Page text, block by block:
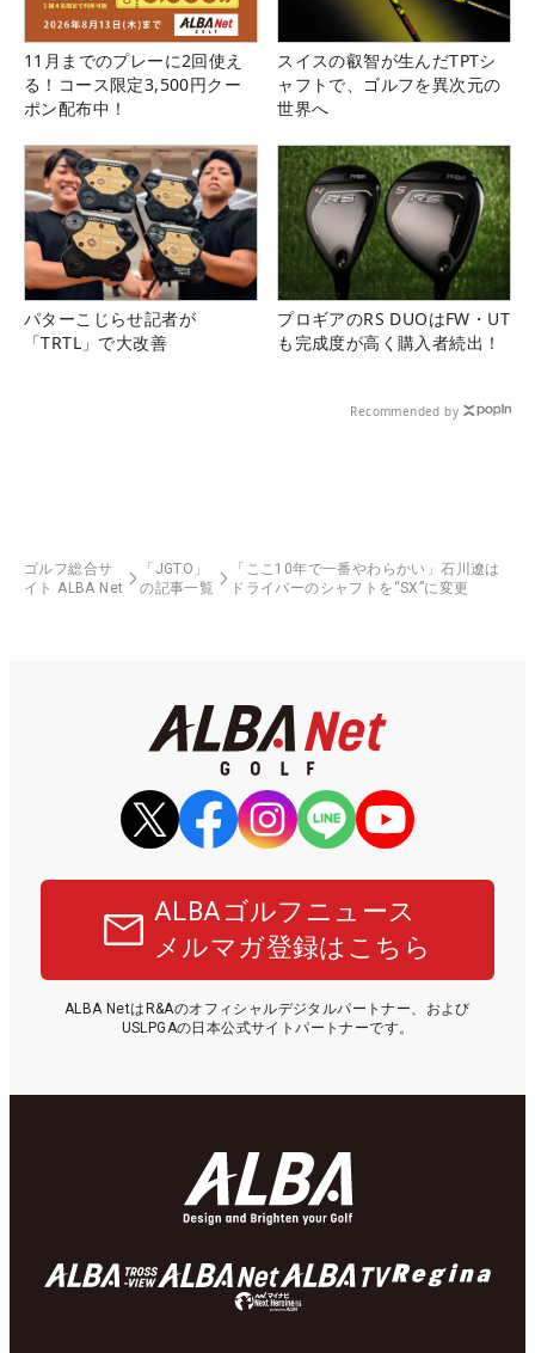
11月までのプレーに2回使え
る！コース限定3,500円クー
ポン配布中！
スイスの叡智が生んだTPTシ
ャフトで、ゴルフを異次元の
世界へ
パターこじらせ記者が
「TRTL」で大改善
プロギアのRS DUOはFW・UT
も完成度が高く購入者続出！
Recommended by
ゴルフ総合サ
イト ALBA Net
「JGTO」
の記事一覧
「ここ10年で一番やわらかい」石川遼は
ドライバーのシャフトを“SX”に変更
ALBAゴルフニュース
メルマガ登録はこちら
ALBA NetはR&Aのオフィシャルデジタルパートナー、および
USLPGAの日本公式サイトパートナーです。